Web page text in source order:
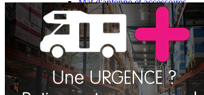
Mât d'antenne et accessoires
Caméras de recul
Accessoires audio & vidéo
SOURCE D'ENERGIE
Panneaux solaires
Accessoires panneaux solaires
Batteries
Batteries Lithium
Batteries LIONTRON